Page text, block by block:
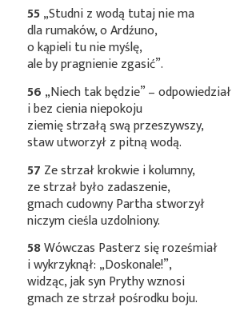
55„Studni z wodą tutaj nie ma
dla rumaków, o Ardźuno,
o kąpieli tu nie myślę,
ale by pragnienie zgasić”.
56 „Niech tak będzie” – odpowiedział
i bez cienia niepokoju
ziemię strzałą swą przeszywszy,
staw utworzył z pitną wodą.
57 Ze strzał krokwie i kolumny,
ze strzał było zadaszenie,
gmach cudowny Partha stworzył
niczym cieśla uzdolniony.
58Wówczas Pasterz się roześmiał
i wykrzyknął: „Doskonale!”,
widząc, jak syn Prythy wznosi
gmach ze strzał pośrodku boju.